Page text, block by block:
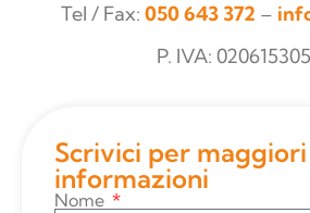
Tel / Fax: 050 643 372 –
P. IVA:
Scrivici per maggiori
informazioni
Nome